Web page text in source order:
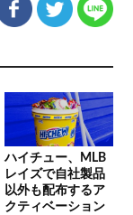
ハイチュー、MLB
レイズで自社製品
以外も配布するア
クティベーション